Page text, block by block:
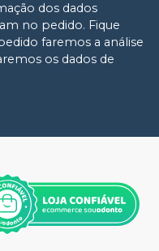
dos dados
no pedido. Fique
faremos a análise
os dados de